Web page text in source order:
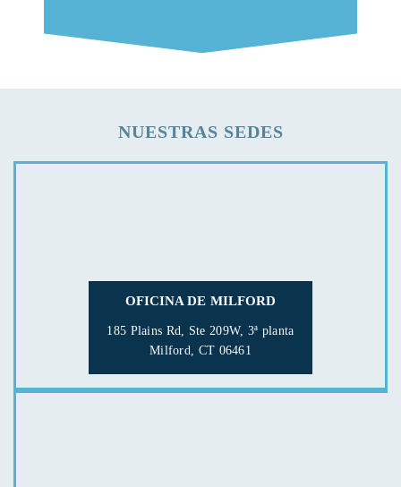
NUESTRAS SEDES
OFICINA DE MILFORD
185 Plains Rd, Ste 209W, 3ª planta
Milford, CT 06461